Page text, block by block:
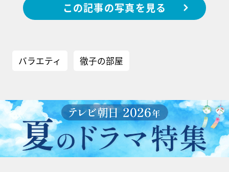
この記事の写真を見る
バラエティ 徹子の部屋